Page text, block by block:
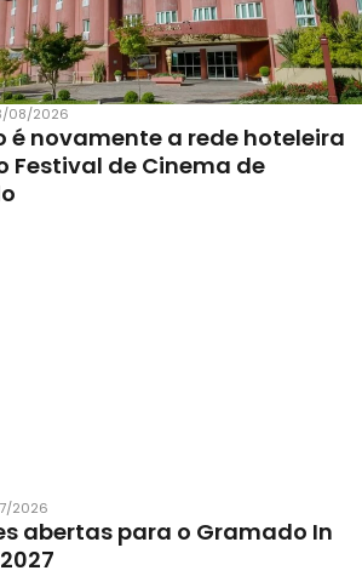
08/2026
é novamente a rede hoteleira
Festival de Cinema de
2026
abertas para o Gramado In